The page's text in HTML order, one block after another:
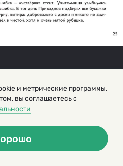
и метрические программы.
вы соглашаетесь с